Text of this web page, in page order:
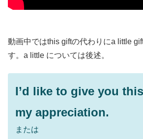
動画中ではthis giftの代わりにa little
す。a little については後述。
I’d like to give you
my appreciation.
または